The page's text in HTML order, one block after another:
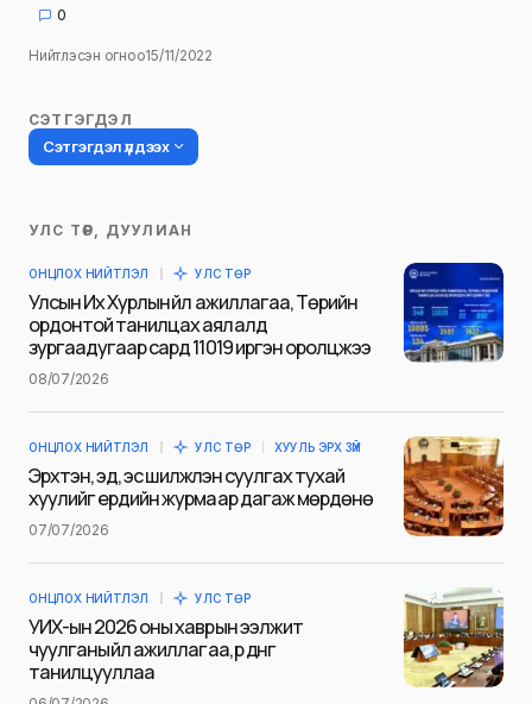
0
Нийтлэсэн огноо15/11/2022
СЭТГЭГДЭЛ
Сэтгэгдэл үлдээх
Таны имэйл хаягийг нийтлэхгүй.
тэмдэглэсэн
Сэтгэгдэл*
Name
УЛС ТӨР, ДУУЛИАН
ОНЦЛОХ НИЙТЛЭЛ УЛС ТӨР
Улсын Их Хурлын үйл ажиллагаа, Төрийн
ордонтой танилцах аялалд
зургаадугаар сард 11019 иргэн оролцжээ
08/07/2026
ОНЦЛОХ НИЙТЛЭЛ УЛС ТӨР ХУУЛЬ ЭРХ ЗҮЙ
Эрхтэн, эд, эс шилжүүлэн суулгах тухай
хуулийг ердийн журмаар дагаж мөрдөнө
07/07/2026
ОНЦЛОХ НИЙТЛЭЛ УЛС ТӨР
УИХ-ын 2026 оны хаврын ээлжит
чуулганы үйл ажиллагаа, үр дүнг
танилцууллаа